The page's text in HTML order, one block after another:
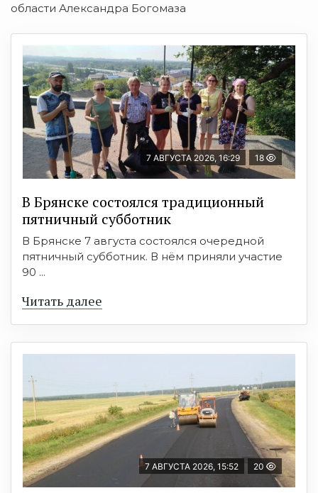
области Александра Богомаза
7 АВГУСТА 2026, 16:29 18
В Брянске состоялся традиционный
пятничный субботник
В Брянске 7 августа состоялся очередной
пятничный субботник. В нём приняли участие
90 ...
Читать далее
7 АВГУСТА 2026, 15:52 20